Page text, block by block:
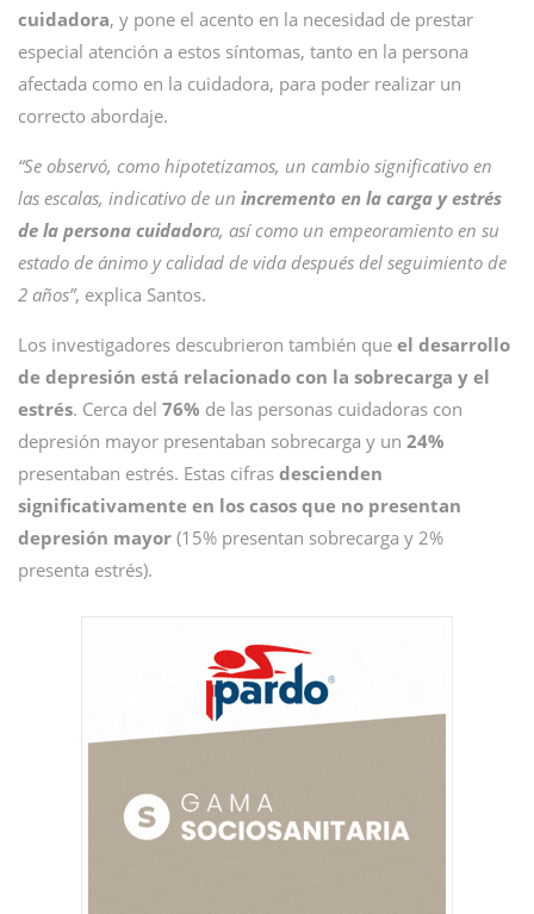
cuidadora, y pone el acento en la necesidad de prestar
especial atención a estos síntomas, tanto en la persona
afectada como en la cuidadora, para poder realizar un
correcto abordaje.
“Se observó, como hipotetizamos, un cambio significativo en
las escalas, indicativo de un incremento en la carga y estrés
de la persona cuidadora, así como un empeoramiento en su
estado de ánimo y calidad de vida después del seguimiento de
2 años”, explica Santos.
Los investigadores descubrieron también que el desarrollo
de depresión está relacionado con la sobrecarga y el
estrés. Cerca del 76% de las personas cuidadoras con
depresión mayor presentaban sobrecarga y un 24%
presentaban estrés. Estas cifras descienden
significativamente en los casos que no presentan
depresión mayor (15% presentan sobrecarga y 2%
presenta estrés).